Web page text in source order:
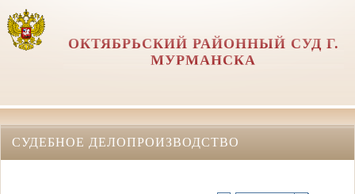
ОКТЯБРЬСКИЙ РАЙОННЫЙ СУД Г.
МУРМАНСКА
СУДЕБНОЕ ДЕЛОПРОИЗВОДСТВО